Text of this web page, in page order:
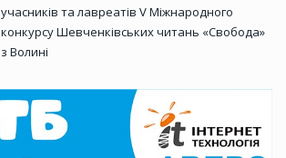
учасників та лавреатів V Міжнародного
конкурсу Шевченківських читань «Свобода»
з Волині